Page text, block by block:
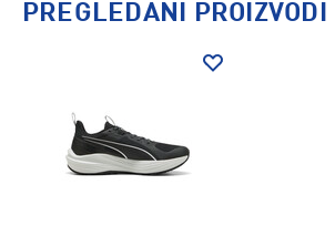
PREGLEDANI PROIZVODI